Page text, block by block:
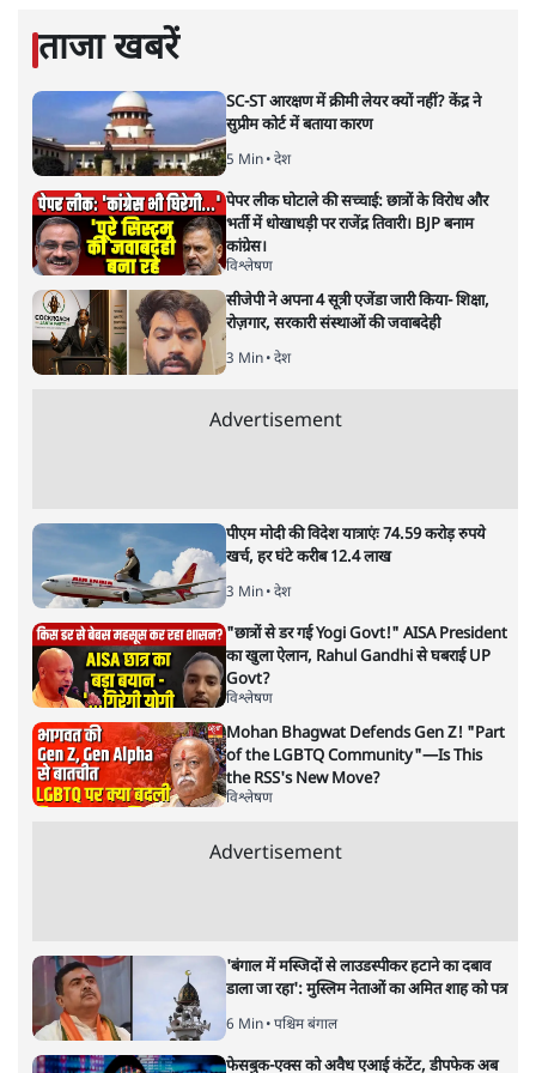
सत्य हिन्दी ऐपडाउनलोडकरें
मुकेश कुमार
लेखक सत्यहिंदी के संपादक हैं।
मुकेश कुमारकी और स्टोरी पढ़ें
भारत–यूरोप संवाद: दूरदर्शी रणनीति या
हालात से उपजा मोड़?
विश्लेषण| सतीश झा| 29 JAN, 2026
भारत ईयू मुक्त व्यापार समझौताः ईयू अध्यक्ष उर्सुला वॉन डेर लेयेन और
पीएम मोदी
सतीश झा
का झुकाव एक लंबा रणनीतिक नज़रिया है या वैश्विक दबावों और
अमेरिकी अनिश्चितता की वजह से उठाया गया एक कदम है? वरिष्ठ
पत्रकार सतीश झा का आकलनः